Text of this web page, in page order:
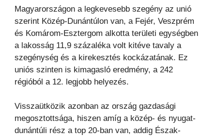
Magyarországon a legkevesebb szegény az unió
szerint Közép-Dunántúlon van, a Fejér, Veszprém
és Komárom-Esztergom alkotta területi egységben
a lakosság 11,9 százaléka volt kitéve tavaly a
szegénység és a kirekesztés kockázatának. Ez
uniós szinten is kimagasló eredmény, a 242
régióból a 12. legjobb helyezés.
Visszaütközik azonban az ország gazdasági
megosztottsága, hiszen amíg a közép- és nyugat-
dunántúli rész a top 20-ban van, addig Észak-